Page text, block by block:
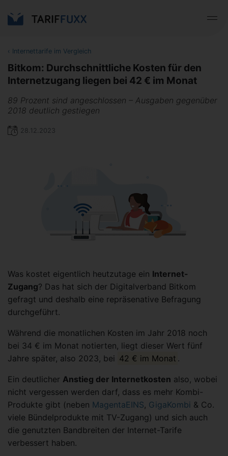
‹ Internettarife im Vergleich
Bitkom: Durchschnittliche Kosten für den
Internetzugang liegen bei 42 € im Monat
89 Prozent sind angeschlossen – Ausgaben gegenüber
2018 deutlich gestiegen
28.12.2023
Was kostet eigentlich heutzutage ein Internet-
Zugang? Das hat sich der Digitalverband Bitkom
gefragt und deshalb eine repräsenative Befragung
durchgeführt.
Während die monatlichen Kosten im Jahr 2018 noch
bei 34 € im Monat notierten, liegt dieser Wert fünf
Jahre später, also 2023, bei 42 € im Monat .
Ein deutlicher Anstieg der Internetkosten also, wobei
nicht vergessen werden darf, dass es mehr Kombi-
Produkte gibt (neben MagentaEINS, GigaKombi & Co.
viele Bündelprodukte mit TV-Zugang) und sich auch
die genutzten Bandbreiten der Internet-Tarife
verbessert haben.